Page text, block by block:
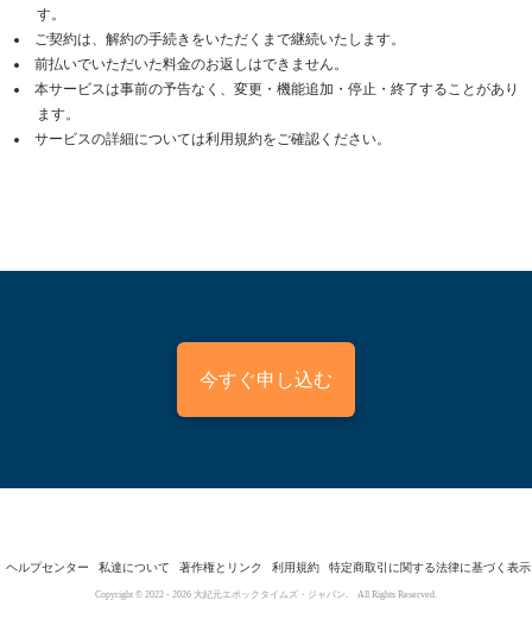
す。
ご契約は、解約の手続きをいただくまで継続いたします。
前払いでいただいた料金のお返しはできません。
本サービスは事前の予告なく、変更・機能追加・停止・終了することがあり
ます。
サービスの詳細については利用規約をご確認ください。
今すぐ申し込む
ヘルプセンター 私達について 著作権とリンク 利用規約 特定商取引に関する法律に基づく表示
Copyright © 2022 - 2026 大紀元エポックタイムズ・ジャパン. All Rights Reserved.